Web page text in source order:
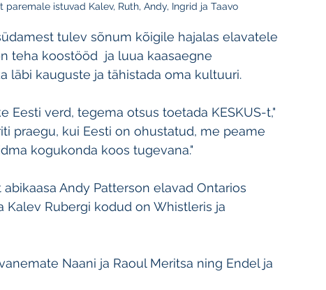
istuvad Kalev, Ruth, Andy, Ingrid ja Taavo
tulev sõnum kõigile hajalas elavatele
teha koostööd  ja luua kaasaegne
läbi kauguste ja tähistada oma kultuuri.
Eesti verd, tegema otsus toetada KESKUS-t,"
praegu, kui Eesti on ohustatud, me peame
kogukonda koos tugevana."
Andy Patterson elavad Ontarios
Kalev Rubergi kodud on Whistleris ja
Naani ja Raoul Meritsa ning Endel ja